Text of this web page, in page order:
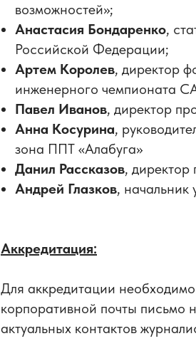
возможностей»;
Анастасия Бондаренко,
Российской Федерации;
Артем Королев, директор
инженерного чемпионата
Павел Иванов, директор
Анна Косурина,
зона ППТ «Алабуга»
Данил Рассказов,
Андрей Глазков, начальник
Аккредитация:
Для аккредитации
корпоративной почты
актуальных контактов